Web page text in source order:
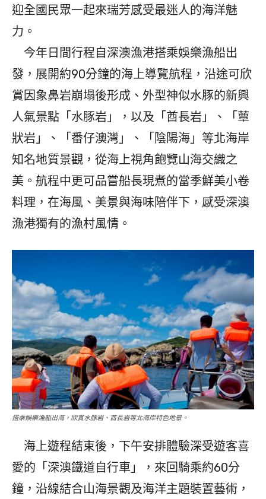
迎全國民眾一起來瑞芳感受最迷人的海洋魅
力。
今年日間行程自深澳漁港搭乘娛樂漁船出
發，展開約90分鐘的海上導覽航程，沿途可欣
賞因象鼻岩崩塌後形成、外型神似水豚的新興
人氣景點「水豚岩」，以及「酋長岩」、「蕈
狀岩」、「番仔澳灣」、「陰陽海」等北海岸
知名地質景觀，從海上視角飽覽山海交織之
美。航程中更可品嘗船長現煮的當季鮮美小卷
料理，在海風、美景與海味陪伴下，感受深澳
漁港獨有的漁村風情。
搭乘娛樂漁船出海，欣賞水豚岩、酋長岩等北海岸特色地景。
海上遊程結束後，下午安排體驗深受遊客喜
愛的「深澳鐵道自行車」，來回騎乘約60分
鐘，沿線結合山海景觀及海洋主題裝置藝術，